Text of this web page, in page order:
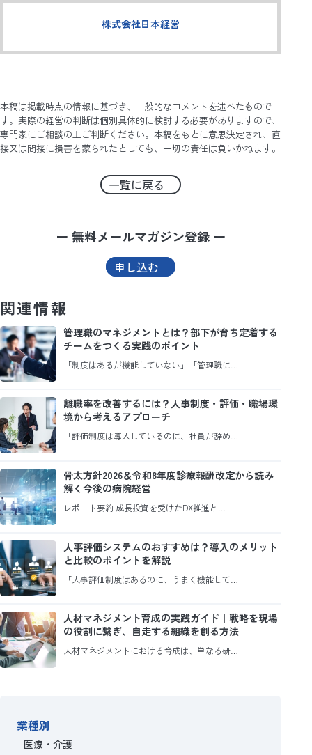
株式会社日本経営
本稿は掲載時点の情報に基づき、一般的なコメントを述べたもので
す。実際の経営の判断は個別具体的に検討する必要がありますので、
専門家にご相談の上ご判断ください。本稿をもとに意思決定され、直
接又は間接に損害を蒙られたとしても、一切の責任は負いかねます。
一覧に戻る
ー 無料メールマガジン登録 ー
申し込む
関連情報
管理職のマネジメントとは？部下が育ち定着する
チームをつくる実践のポイント
「制度はあるが機能していない」「管理職に…
離職率を改善するには？人事制度・評価・職場環
境から考えるアプローチ
「評価制度は導入しているのに、社員が辞め…
骨太方針2026＆令和8年度診療報酬改定から読み
解く今後の病院経営
レポート要約 成長投資を受けたDX推進と…
人事評価システムのおすすめは？導入のメリット
と比較のポイントを解説
「人事評価制度はあるのに、うまく機能して…
人材マネジメント育成の実践ガイド｜戦略を現場
の役割に繋ぎ、自走する組織を創る方法
人材マネジメントにおける育成は、単なる研…
業種別
医療・介護